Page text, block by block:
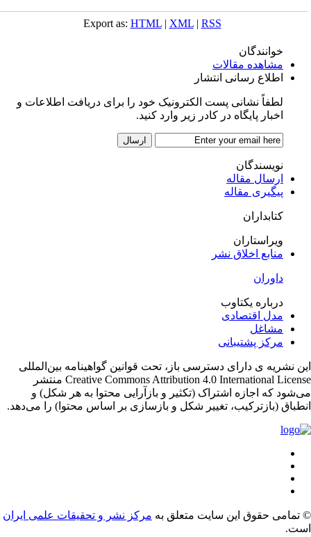
Export as:HTML |XML |RSS
خوانندگان
مشاهده مقالات
اطلاع رسانی انتشار
لطفاً نشانی پست الکترونیک خود را برای دریافت اطلاعات و
اخبار پایگاه در کادر زیر وارد کنید.
نویسندگان
ارسال مقاله
پیگیری مقاله
کتابداران
ویراستاران
منابع اخلاق نشر
داوران
درباره یکتاوب
مدل اقتصادی
مشاغل
مرکز پشتیبانی
نشریه ی دارای دسترسی باز، تحت قوانین گواهینامه بین‌المللی
Creative Commons Attribution 4.0 International License منتشر
که اجازه اشتراک (تکثیر و بازآرایی محتوا به هر شکل) و
(بازترکیب، تغییر شکل و بازسازی بر اساس محتوا) را می‌دهد.
تمامی حقوق این سایت متعلق بهمرکز نشر و تحقیقات علمی ایران